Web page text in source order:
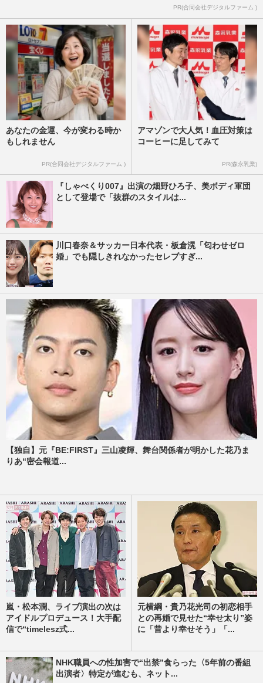
PR(合同会社デジタルファーム )
あなたの金運、今が変わる時か
もしれません
PR(合同会社デジタルファーム )
アマゾンで大人気！血圧対策は
コーヒーに足してみて
PR(森永乳業)
『しゃべくり007』出演の畑野ひろ子、美ボディ軍団
として登場で「抜群のスタイルは...
川口春奈＆サッカー日本代表・板倉滉「匂わせゼロ
婚」でも隠しきれなかったセレブすぎ...
【独自】元『BE:FIRST』三山凌輝、舞台関係者が明かした花乃ま
りあ“密会報道...
嵐・松本潤、ライブ演出の次は
アイドルプロデュース！大手配
信で“timelesz式...
元横綱・貴乃花光司の初恋相手
との再婚で見せた“幸せ太り”姿
に「昔より幸せそう」「...
NHK職員への性加害で“出禁”食らった〈5年前の番組
出演者〉特定が進むも、ネット...